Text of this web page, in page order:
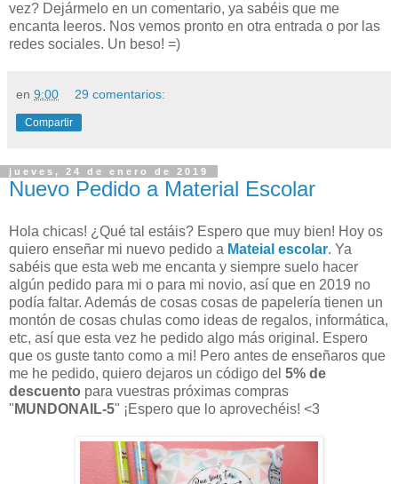
vez? Dejármelo en un comentario, ya sabéis que me
encanta leeros. Nos vemos pronto en otra entrada o por las
redes sociales. Un beso! =)
en 9:00 29 comentarios:
Compartir
jueves, 24 de enero de 2019
Nuevo Pedido a Material Escolar
Hola chicas! ¿Qué tal estáis? Espero que muy bien! Hoy os
quiero enseñar mi nuevo pedido a Mateial escolar. Ya
sabéis que esta web me encanta y siempre suelo hacer
algún pedido para mi o para mi novio, así que en 2019 no
podía faltar. Además de cosas cosas de papelería tienen un
montón de cosas chulas como ideas de regalos, informática,
etc, así que esta vez he pedido algo más original. Espero
que os guste tanto como a mi! Pero antes de enseñaros que
me he pedido, quiero dejaros un código del 5% de
descuento para vuestras próximas compras
" MUNDONAIL-5" ¡Espero que lo aprovechéis! <3